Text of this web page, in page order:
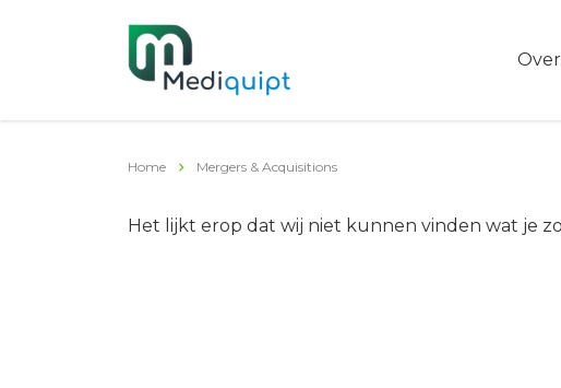
Home Mergers & Acquisitions
Het lijkt erop dat wij niet kunnen vinden wat je